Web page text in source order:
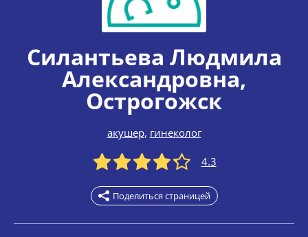
Силантьева Людмила
Александровна,
Острогожск
акушер, гинеколог
4.3
Поделиться страницей